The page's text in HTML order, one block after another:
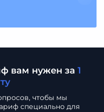
вам нужен за 1
чтобы мы
специально для